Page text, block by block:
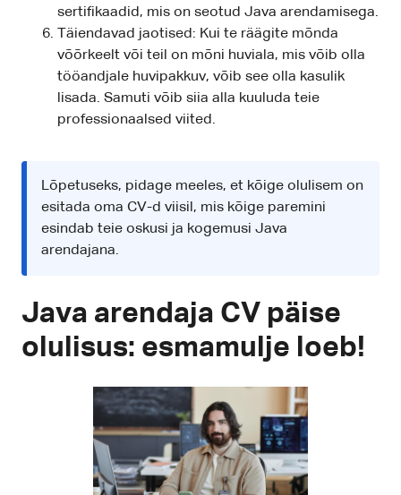
sertifikaadid, mis on seotud Java arendamisega.
Täiendavad jaotised: Kui te räägite mõnda
võõrkeelt või teil on mõni huviala, mis võib olla
tööandjale huvipakkuv, võib see olla kasulik
lisada. Samuti võib siia alla kuuluda teie
professionaalsed viited.
Lõpetuseks, pidage meeles, et kõige olulisem on
esitada oma CV-d viisil, mis kõige paremini
esindab teie oskusi ja kogemusi Java
arendajana.
Java arendaja CV päise
olulisus: esmamulje loeb!